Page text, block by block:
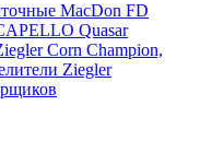
MacDon FD
Quasar
Corn Champion,
Ziegler